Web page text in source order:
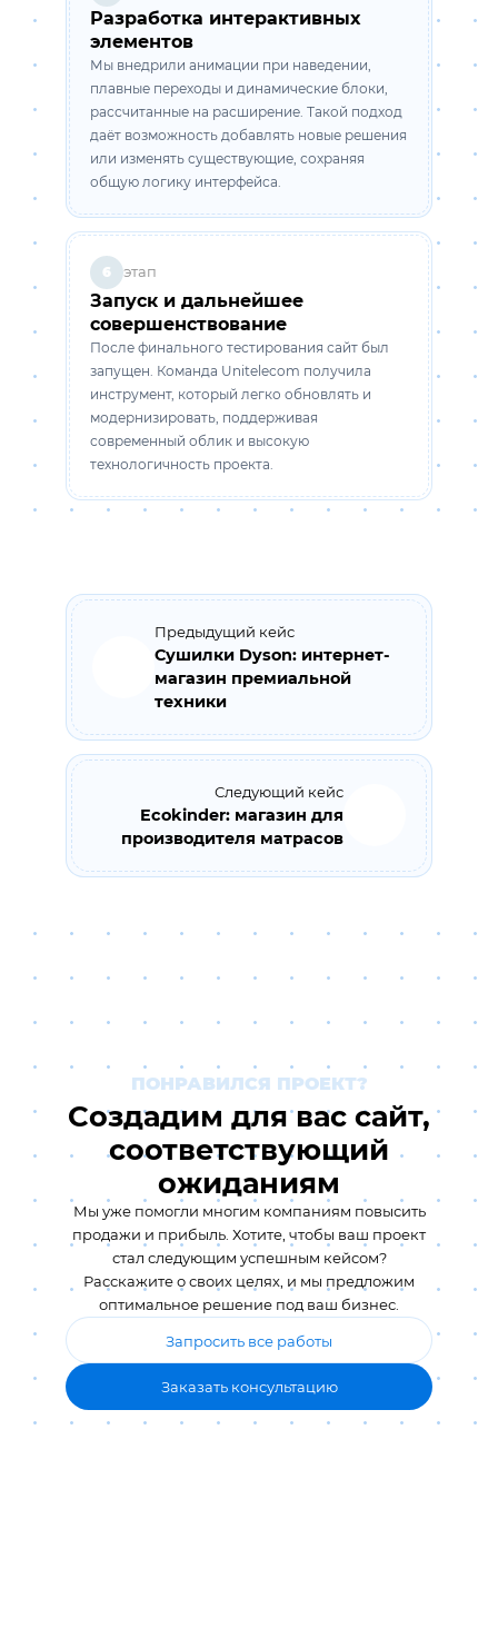
Разработка интерактивных
элементов
Мы внедрили анимации при наведении,
плавные переходы и динамические блоки,
рассчитанные на расширение. Такой подход
даёт возможность добавлять новые решения
или изменять существующие, сохраняя
общую логику интерфейса.
6 этап
Запуск и дальнейшее
совершенствование
После финального тестирования сайт был
запущен. Команда Unitelecom получила
инструмент, который легко обновлять и
модернизировать, поддерживая
современный облик и высокую
технологичность проекта.
Предыдущий кейс
Сушилки Dyson: интернет-
магазин премиальной
техники
Следующий кейс
Ecokinder: магазин для
производителя матрасов
ПОНРАВИЛСЯ ПРОЕКТ?
Создадим для вас сайт,
соответствующий
ожиданиям
Мы уже помогли многим компаниям повысить
продажи и прибыль. Хотите, чтобы ваш проект
стал следующим успешным кейсом?
Расскажите о своих целях, и мы предложим
оптимальное решение под ваш бизнес.
Запросить все работы
Заказать консультацию